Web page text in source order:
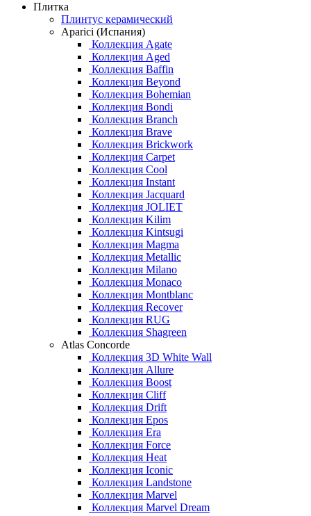
Плитка
Плинтус керамический
Aparici (Испания)
Коллекция Agate
Коллекция Aged
Коллекция Baffin
Коллекция Beyond
Коллекция Bohemian
Коллекция Bondi
Коллекция Branch
Коллекция Brave
Коллекция Brickwork
Коллекция Carpet
Коллекция Cool
Коллекция Instant
Коллекция Jacquard
Коллекция JOLIET
Коллекция Kilim
Коллекция Kintsugi
Коллекция Magma
Коллекция Metallic
Коллекция Milano
Коллекция Monaco
Коллекция Montblanc
Коллекция Recover
Коллекция RUG
Коллекция Shagreen
Atlas Concorde
Коллекция 3D White Wall
Коллекция Allure
Коллекция Boost
Коллекция Cliff
Коллекция Drift
Коллекция Epos
Коллекция Era
Коллекция Force
Коллекция Heat
Коллекция Iconic
Коллекция Landstone
Коллекция Marvel
Коллекция Marvel Dream